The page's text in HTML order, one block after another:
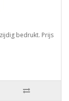
bedrukt. Prijs